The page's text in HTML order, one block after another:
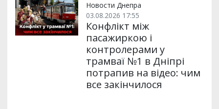
Новости Днепра
03.08.2026 17:55
Конфлікт між
пасажиркою і
контролерами у
трамваї №1 в Дніпрі
потрапив на відео: чим
все закінчилося